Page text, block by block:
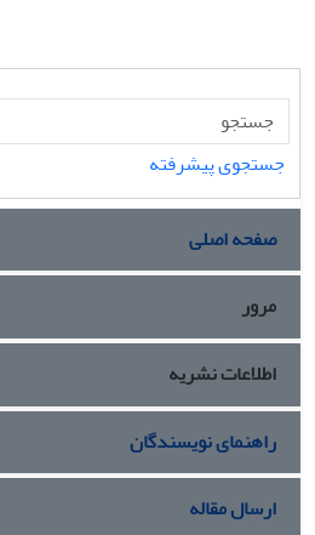
جستجوی پیشرفته
صفحه اصلی
مرور
اطلاعات نشریه
راهنمای نویسندگان
ارسال مقاله